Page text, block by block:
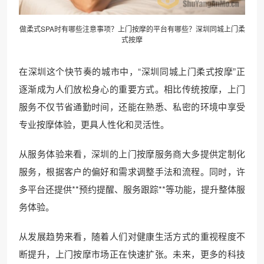
做柔式SPA时有哪些注意事项？上门按摩的平台有哪些？深圳同城上门柔
式按摩
在深圳这个快节奏的城市中，“深圳同城上门柔式按摩”正
逐渐成为人们放松身心的重要方式。相比传统按摩，上门
服务不仅节省通勤时间，还能在熟悉、私密的环境中享受
专业按摩体验，更具人性化和灵活性。
从服务体验来看，深圳的上门按摩服务商大多提供定制化
服务，根据客户的偏好和需求调整手法和流程。同时，许
多平台还提供**预约提醒、服务跟踪**等功能，提升整体服
务体验。
从发展趋势来看，随着人们对健康生活方式的重视程度不
断提升，上门按摩市场正在快速扩张。未来，更多的科技